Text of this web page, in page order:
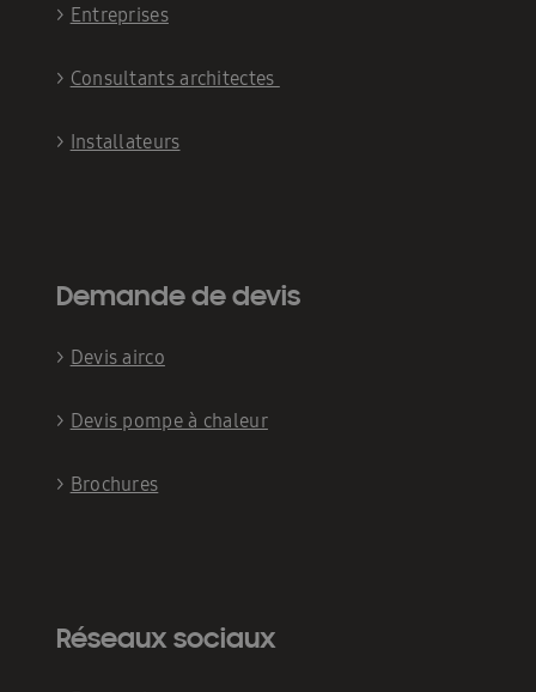
> Entreprises
> Consultants architectes
> Installateurs
Demande de devis
> Devis airco
> Devis pompe à chaleur
> Brochures
Réseaux sociaux